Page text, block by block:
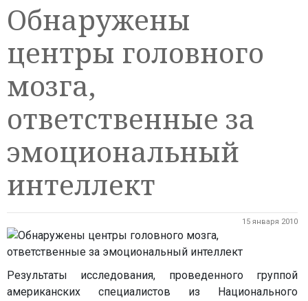
Обнаружены
центры головного
мозга,
ответственные за
эмоциональный
интеллект
15 января 2010
Результаты исследования, проведенного группой
американских специалистов из Национального